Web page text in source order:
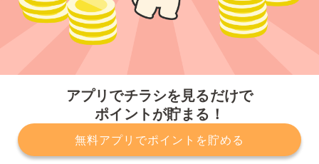
アプリでチラシを見るだけで
ポイントが貯まる！
無料アプリでポイントを貯める
プライバシーポリシー 利用規約
運営会社